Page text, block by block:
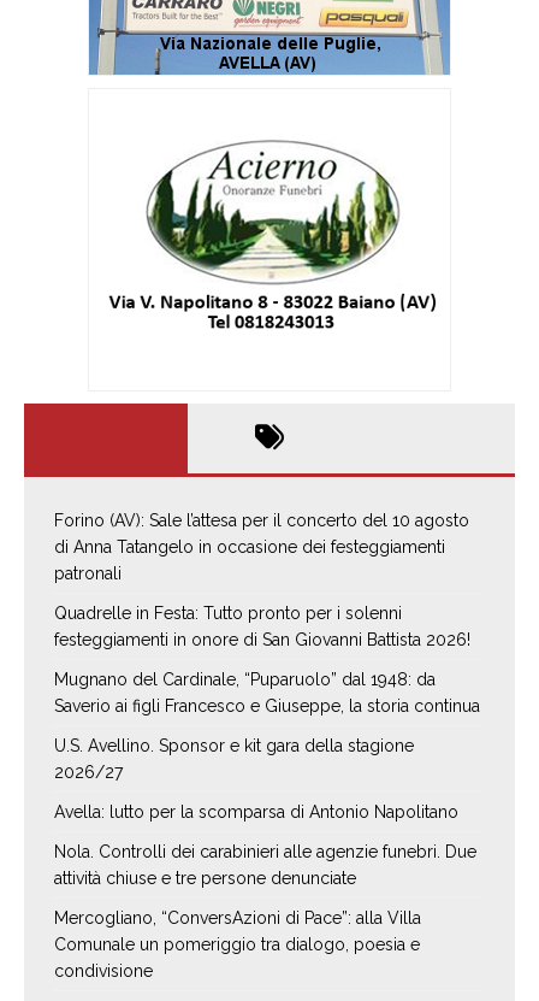
Forino (AV): Sale l’attesa per il concerto del 10 agosto
di Anna Tatangelo in occasione dei festeggiamenti
patronali
Quadrelle in Festa: Tutto pronto per i solenni
festeggiamenti in onore di San Giovanni Battista 2026!
Mugnano del Cardinale, “Puparuolo” dal 1948: da
Saverio ai figli Francesco e Giuseppe, la storia continua
U.S. Avellino. Sponsor e kit gara della stagione
2026/27
Avella: lutto per la scomparsa di Antonio Napolitano
Nola. Controlli dei carabinieri alle agenzie funebri. Due
attività chiuse e tre persone denunciate
Mercogliano, “ConversAzioni di Pace”: alla Villa
Comunale un pomeriggio tra dialogo, poesia e
condivisione